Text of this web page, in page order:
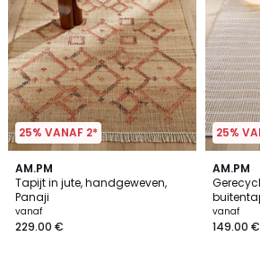
25% VANAF 2*
AM.PM
Tapijt in jute, handgeweven,
Panaji
vanaf
229.00 €
4.4
/ 5
25%
AM.PM
vanaf
149.00 €
3.8
/ 5